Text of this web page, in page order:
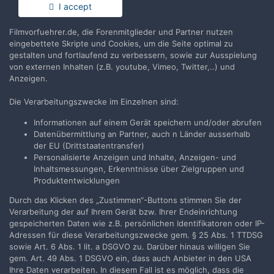
- Carsten
Du hast bereits ein Benutzerkonto? Melde Dich hier an.
Jetzt anmelden
Teilen Folgen
Zur Themenübersicht
Filmvorführer.de via Google durchsuchen:
Sprache
Impressum / Datenschutzerklärung
Nutzungsbedingungen
I accept
Filmvorfuehrer.de, die Forenmitglieder und Partner nutzen
eingebettete Skripte und Cookies, um die Seite optimal zu
gestalten und fortlaufend zu verbessern, sowie zur Ausspielung
von externen Inhalten (z.B. youtube, Vimeo, Twitter,..) und
Anzeigen.
Die Verarbeitungszwecke im Einzelnen sind:
Informationen auf einem Gerät speichern und/oder abrufen
Datenübermittlung an Partner, auch n Länder ausserhalb
der EU (Drittstaatentransfer)
Personalisierte Anzeigen und Inhalte, Anzeigen- und
Inhaltsmessungen, Erkenntnisse über Zielgruppen und
Produktentwicklungen
Durch das Klicken des „Zustimmen“-Buttons stimmen Sie der
Verarbeitung der auf Ihrem Gerät bzw. Ihrer Endeinrichtung
gespeicherten Daten wie z.B. persönlichen Identifikatoren oder IP-
Adressen für diese Verarbeitungszwecke gem. § 25 Abs. 1 TTDSG
sowie Art. 6 Abs. 1 lit. a DSGVO zu. Darüber hinaus willigen Sie
gem. Art. 49 Abs. 1 DSGVO ein, dass auch Anbieter in den USA
Ihre Daten verarbeiten. In diesem Fall ist es möglich, dass die